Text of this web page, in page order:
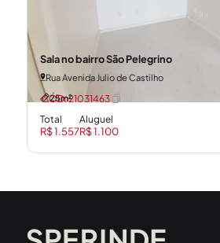
Sala no bairro São Pelegrino
Rua Avenida Julio de Castilho
25m²
Total
R$ 1.557
Aluguel
R$ 1.100
CÓD: 21031463